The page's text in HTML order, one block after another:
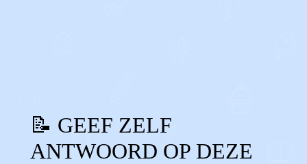
📝 GEEF ZELF
ANTWOORD OP DEZE